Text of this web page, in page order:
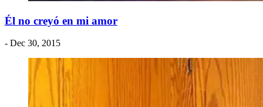
Él no creyó en mi amor
- Dec 30, 2015